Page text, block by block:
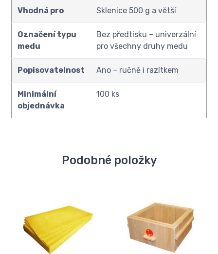
Vhodná pro Sklenice 500 g a větší
Označení typu
medu
Bez předtisku – univerzální
pro všechny druhy medu
Popisovatelnost Ano – ručně i razítkem
Minimální
objednávka
100 ks
Podobné položky